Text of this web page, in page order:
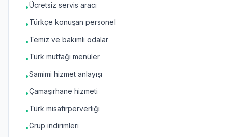
•Ücretsiz servis aracı
•Türkçe konuşan personel
•Temiz ve bakımlı odalar
•Türk mutfağı menüler
•Samimi hizmet anlayışı
•Çamaşırhane hizmeti
•Türk misafirperverliği
•Grup indirimleri